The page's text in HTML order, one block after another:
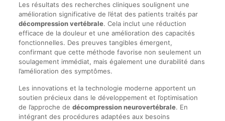
Les résultats des recherches cliniques soulignent une
amélioration significative de l’état des patients traités par
décompression vertébrale. Cela inclut une réduction
efficace de la douleur et une amélioration des capacités
fonctionnelles. Des preuves tangibles émergent,
confirmant que cette méthode favorise non seulement un
soulagement immédiat, mais également une durabilité dans
l’amélioration des symptômes.
Les innovations et la technologie moderne apportent un
soutien précieux dans le développement et l’optimisation
de l’approche de décompression neurovertébrale. En
intégrant des procédures adaptées aux besoins